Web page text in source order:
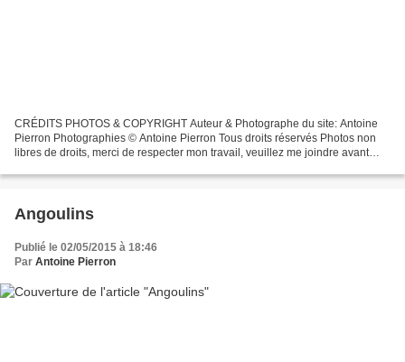
CRÉDITS PHOTOS & COPYRIGHT Auteur & Photographe du site: Antoine
Pierron Photographies © Antoine Pierron Tous droits réservés Photos non
libres de droits, merci de respecter mon travail, veuillez me joindre avant
Angoulins
Publié le 02/05/2015 à 18:46
Par Antoine Pierron